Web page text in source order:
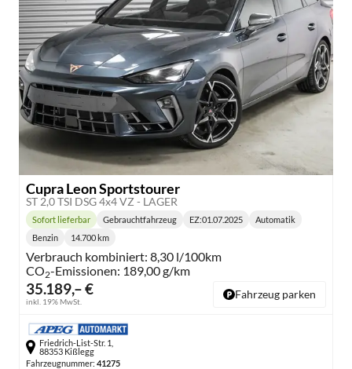
Cupra Leon Sportstourer
ST 2,0 TSI DSG 4x4 VZ - LAGER
35.189,– €
inkl. 19% MwSt.
Lieferzeit:
Sofort lieferbar Gebrauchtfahrzeug EZ:01.07.2025
Getriebe:
Automatik
Kraftstoff:
Benzin
Kilometerstand:
14.700 km
Verbrauch kombiniert: 8,30 l/100km
CO2-Emissionen: 189,00 g/km
Fahrzeug parken
Friedrich-List-Str. 1,
88353 Kißlegg
Fahrzeugnummer: 41275